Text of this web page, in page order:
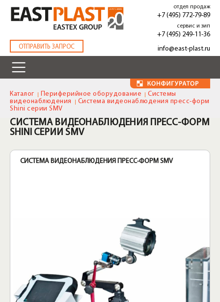
основному
содержанию
ОТПРАВИТЬ ЗАПРОС
отдел продаж
+7 (495) 772-79-89
сервис и зип
+7 (495) 249-11-36
info@east-plast.ru
Каталог Периферийное оборудование
Системы
видеонаблюдения
Система видеонаблюдения пресс-форм
Shini серии SMV
СИСТЕМА ВИДЕОНАБЛЮДЕНИЯ ПРЕСС-ФОРМ
SHINI СЕРИИ SMV
СИСТЕМА ВИДЕОНАБЛЮДЕНИЯ ПРЕСС-ФОРМ SMV